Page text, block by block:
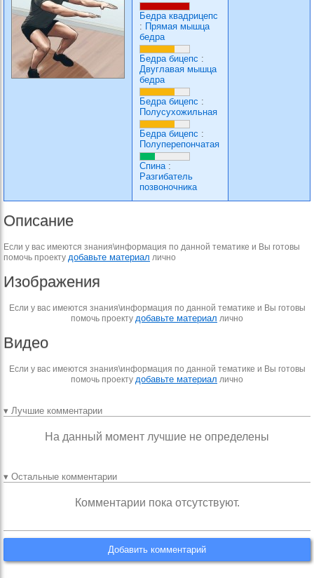
Бедра квадрицепс
: Прямая мышца
бедра
Бедра бицепс :
Двуглавая мышца
бедра
Бедра бицепс :
Полусухожильная
Бедра бицепс :
Полуперепончатая
Спина:
Разгибатель
позвоночника
Описание
Если у вас имеются знания\информация по данной тематике и Вы готовы
помочь проекту добавьте материал лично
Изображения
Если у вас имеются знания\информация по данной тематике и Вы готовы
помочь проекту добавьте материал лично
Видео
Если у вас имеются знания\информация по данной тематике и Вы готовы
помочь проекту добавьте материал лично
▾ Лучшие комментарии
На данный момент лучшие не определены
▾ Остальные комментарии
Комментарии пока отсутствуют.
Добавить комментарий